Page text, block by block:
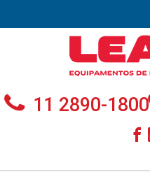
11 2890-1800